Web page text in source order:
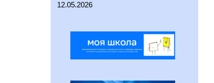
12.05.2026